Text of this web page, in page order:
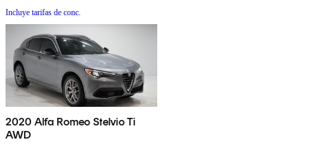
Incluye tarifas de conc.
2020 Alfa Romeo Stelvio Ti
AWD